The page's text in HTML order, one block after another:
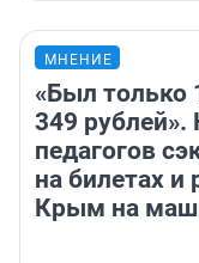
МНЕНИЕ
«Был только
349 рублей».
педагогов
на билетах и
Крым на